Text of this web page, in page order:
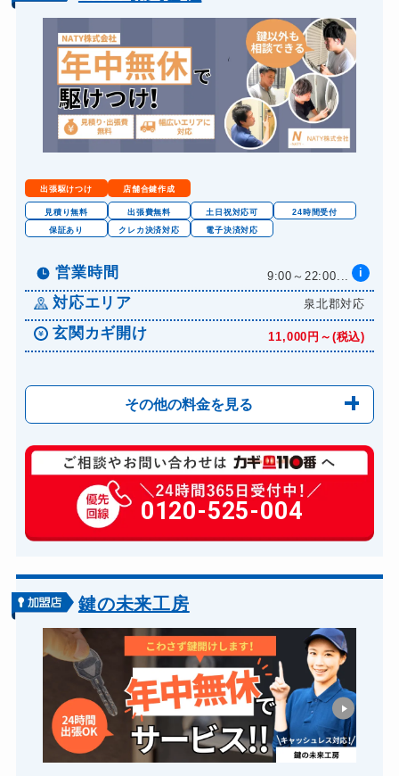
出張駆けつけ 店舗合鍵作成
見積り無料 出張費無料 土日祝対応可
24時間受付
保証あり
クレカ決済対応 電子決済対応
営業時間 9:00～22:00... i
対応エリア 泉北郡対応
玄関カギ開け 11,000円～(税込)
その他の料金を見る
玄関カギ開け 11,000円～(税込)
玄関カギ修理 6,600円～(税込)
玄関カギ交換 14,300円～(税込)
金庫カギ開け
ロッカーカギ開け 8,800円～(税込)
ドアノブカギ開け 10,780円～(税込)
ドアノブカギ交換 11,000円～(税込)
0120-525-004
鍵の未来工房